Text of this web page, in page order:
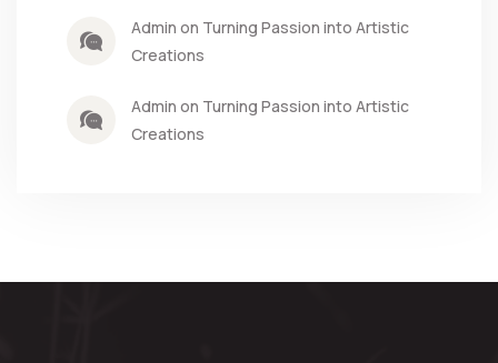
Admin on Turning Passion into Artistic
Creations
Admin on Turning Passion into Artistic
Creations